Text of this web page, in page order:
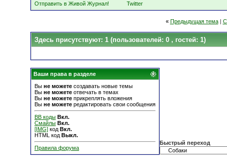
Отправить в Живой Журнал!
Twitter
« Предыдущая тема|
Здесь присутствуют: 1 (пользователей: 0 , гостей: 1)
Ваши права в разделе
Вы не можете создавать новые темы
Вы не можете отвечать в темах
Вы не можете прикреплять вложения
Вы не можете редактировать свои сообщения
BB коды Вкл.
Смайлы Вкл.
[IMG] код Вкл.
HTML код Выкл.
Правила форума
Быстрый переход